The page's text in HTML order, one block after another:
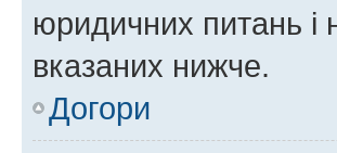
юридичних питань і
вказаних нижче.
Догори